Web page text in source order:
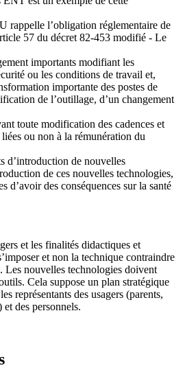
rappelle l’obligation réglementaire de
57 du décret 82-453 modifié - Le
importants modifiant les
ou les conditions de travail et,
importante des postes de
de l’outillage, d’un changement
toute modification des cadences et
ou non à la rémunération du
d’introduction de nouvelles
de ces nouvelles technologies,
d’avoir des conséquences sur la santé
et les finalités didactiques et
et non la technique contraindre
Les nouvelles technologies doivent
Cela suppose un plan stratégique
représentants des usagers (parents,
des personnels.